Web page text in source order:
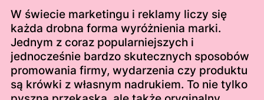
W świecie marketingu i reklamy liczy się
każda drobna forma wyróżnienia marki.
Jednym z coraz popularniejszych i
jednocześnie bardzo skutecznych sposobów
promowania firmy, wydarzenia czy produktu
są krówki z własnym nadrukiem. To nie tylko